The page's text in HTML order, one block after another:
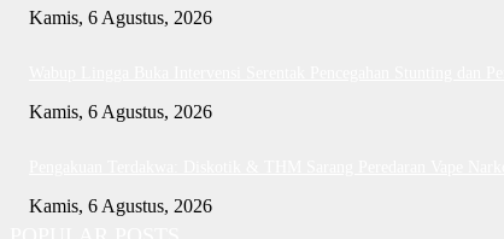
Kamis, 6 Agustus, 2026
Kamis, 6 Agustus, 2026
Kamis, 6 Agustus, 2026